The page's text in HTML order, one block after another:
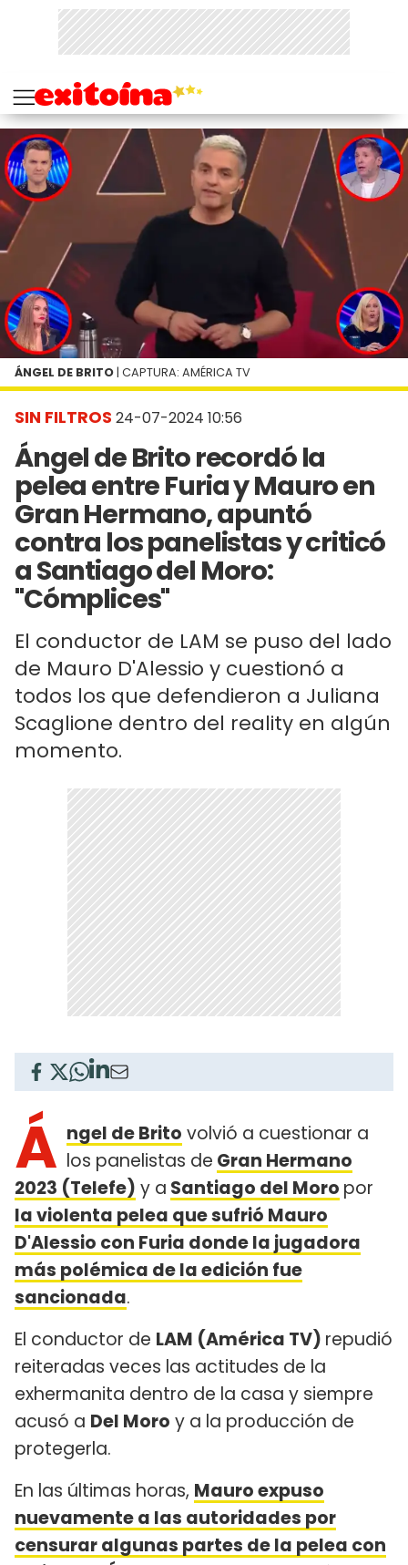
SIN FILTROS 24-07-2024 10:56
Ángel de Brito recordó la
pelea entre Furia y Mauro en
Gran Hermano, apuntó
contra los panelistas y criticó
a Santiago del Moro:
"Cómplices"
El conductor de LAM se puso del lado
de Mauro D'Alessio y cuestionó a
todos los que defendieron a Juliana
Scaglione dentro del reality en algún
momento.
ÁNGEL DE BRITO | CAPTURA: AMÉRICA TV
Á ngel de Brito volvió a cuestionar a
los panelistas de Gran Hermano
2023 (Telefe) y a Santiago del Moro por
la violenta pelea que sufrió Mauro
D'Alessio con Furia donde la jugadora
más polémica de la edición fue
sancionada.
El conductor de LAM (América TV) repudió
reiteradas veces las actitudes de la
exhermanita dentro de la casa y siempre
acusó a Del Moro y a la producción de
protegerla.
En las últimas horas, Mauro expuso
nuevamente a las autoridades por
censurar algunas partes de la pelea con